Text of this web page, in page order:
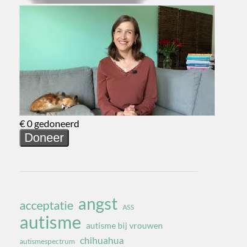
acceptatie angst ASS
autisme autisme bij vrouwen
autismespectrum chihuahua